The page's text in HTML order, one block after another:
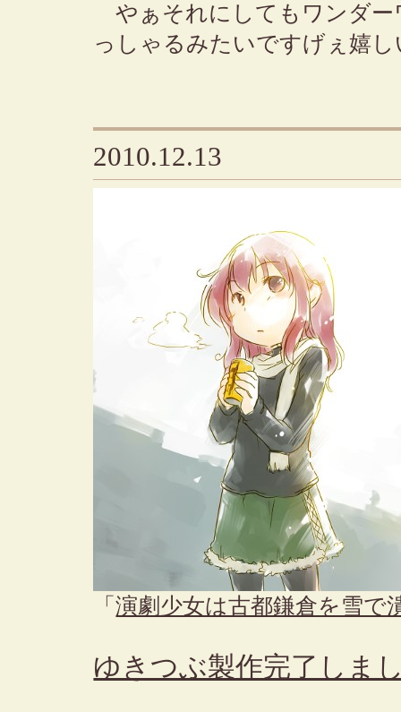
やぁそれにしてもワンダー
っしゃるみたいですげぇ嬉
2010.12.13
「演劇少女は古都鎌倉を雪で
ゆきつぶ製作完了しま